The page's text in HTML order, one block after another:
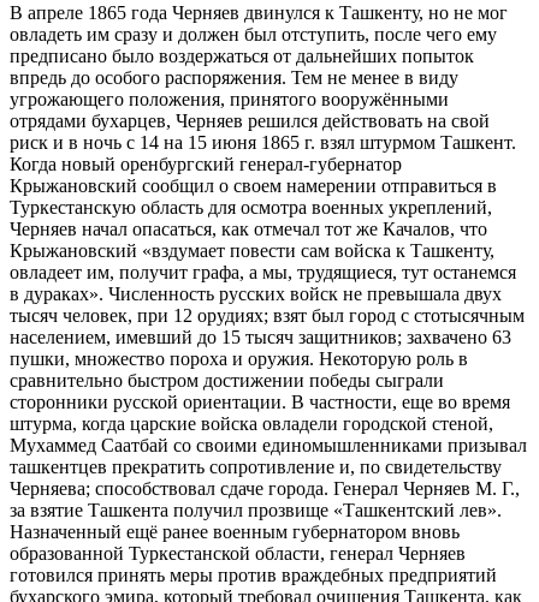
В апреле 1865 года Черняев двинулся к Ташкенту, но не мог
овладеть им сразу и должен был отступить, после чего ему
предписано было воздержаться от дальнейших попыток
впредь до особого распоряжения. Тем не менее в виду
угрожающего положения, принятого вооружёнными
отрядами бухарцев, Черняев решился действовать на свой
риск и в ночь с 14 на 15 июня 1865 г. взял штурмом Ташкент.
Когда новый оренбургский генерал-губернатор
Крыжановский сообщил о своем намерении отправиться в
Туркестанскую область для осмотра военных укреплений,
Черняев начал опасаться, как отмечал тот же Качалов, что
Крыжановский «вздумает повести сам войска к Ташкенту,
овладеет им, получит графа, а мы, трудящиеся, тут останемся
в дураках». Численность русских войск не превышала двух
тысяч человек, при 12 орудиях; взят был город с стотысячным
населением, имевший до 15 тысяч защитников; захвачено 63
пушки, множество пороха и оружия. Некоторую роль в
сравнительно быстром достижении победы сыграли
сторонники русской ориентации. В частности, еще во время
штурма, когда царские войска овладели городской стеной,
Мухаммед Саатбай со своими единомышленниками призывал
ташкентцев прекратить сопротивление и, по свидетельству
Черняева; способствовал сдаче города. Генерал Черняев М. Г.,
за взятие Ташкента получил прозвище «Ташкентский лев».
Назначенный ещё ранее военным губернатором вновь
образованной Туркестанской области, генерал Черняев
готовился принять меры против враждебных предприятий
бухарского эмира, который требовал очищения Ташкента, как